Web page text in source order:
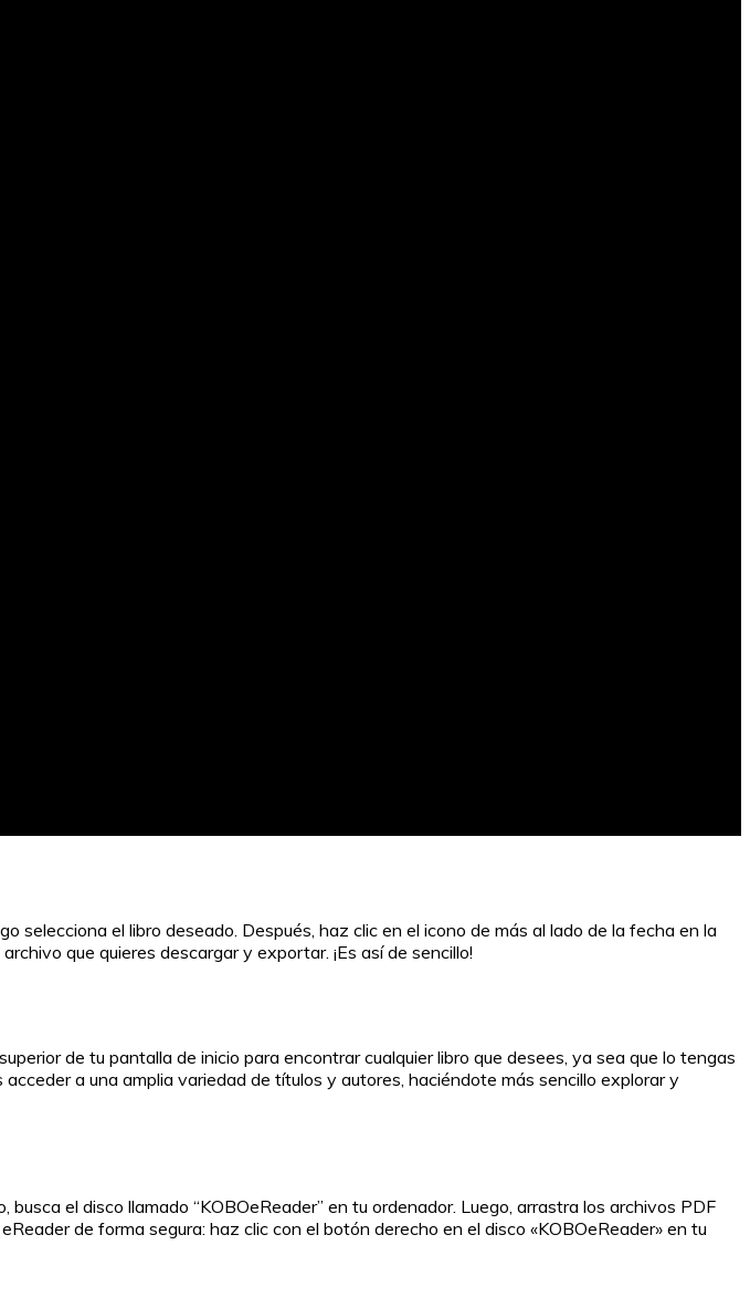
selecciona el libro deseado. Después, haz clic en el icono de más al lado de la fecha en la
que quieres descargar y exportar. ¡Es así de sencillo!
de tu pantalla de inicio para encontrar cualquier libro que desees, ya sea que lo tengas
a una amplia variedad de títulos y autores, haciéndote más sencillo explorar y
el disco llamado “KOBOeReader” en tu ordenador. Luego, arrastra los archivos PDF
de forma segura: haz clic con el botón derecho en el disco «KOBOeReader» en tu